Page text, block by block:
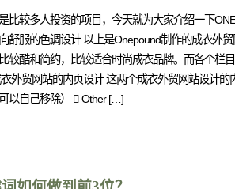
比较多人投资的项目，今天就为大家介绍一下
舒服的色调设计 以上是Onepound制作的成衣外
较酷和简约，比较适合时尚成衣品牌。而各个
外贸网站的内页设计 这两个成衣外贸网站设计
以自己移除）  Other […]